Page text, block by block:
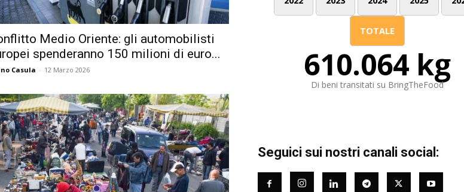
Medio Oriente: gli automobilisti
spenderanno 150 milioni di euro...
Casula - 12 Marzo 2026
TOTALE
610.064 kg
Di beni transitati su BringTheFood
Seguici sui nostri canali social: